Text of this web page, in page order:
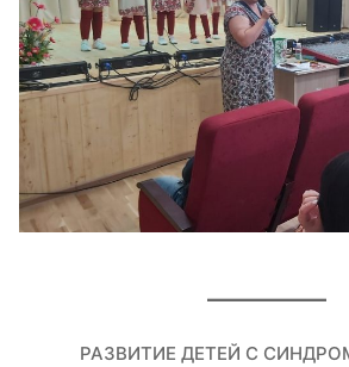
РАЗВИТИЕ ДЕТЕЙ С